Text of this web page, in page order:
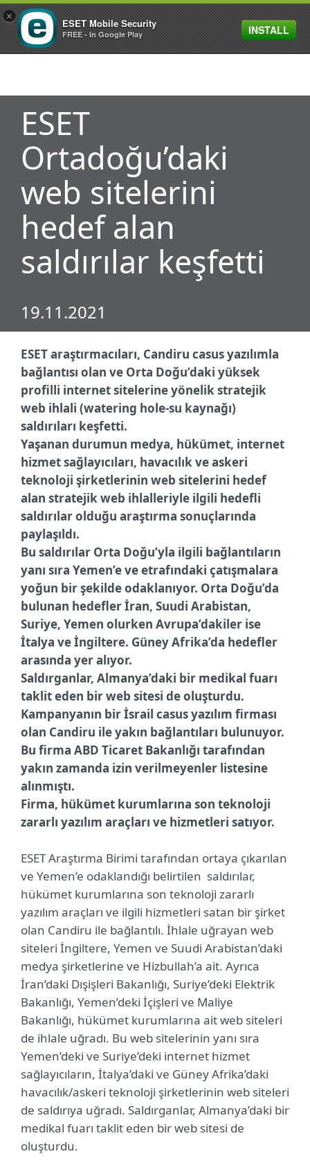
MENU
ESET
Ortadoğu’daki
web sitelerini
hedef alan
saldırılar keşfetti
19.11.2021
ESET araştırmacıları, Candiru casus yazılımla
bağlantısı olan ve Orta Doğu’daki yüksek
profilli internet sitelerine yönelik stratejik
web ihlali (watering hole-su kaynağı)
saldırıları keşfetti.
Yaşanan durumun medya, hükümet, internet
hizmet sağlayıcıları, havacılık ve askeri
teknoloji şirketlerinin web sitelerini hedef
alan stratejik web ihlalleriyle ilgili hedefli
saldırılar olduğu araştırma sonuçlarında
paylaşıldı.
Bu saldırılar Orta Doğu’yla ilgili bağlantıların
yanı sıra Yemen’e ve etrafındaki çatışmalara
yoğun bir şekilde odaklanıyor. Orta Doğu’da
bulunan hedefler İran, Suudi Arabistan,
Suriye, Yemen olurken Avrupa’dakiler ise
İtalya ve İngiltere. Güney Afrika’da hedefler
arasında yer alıyor.
Saldırganlar, Almanya’daki bir medikal fuarı
taklit eden bir web sitesi de oluşturdu.
Kampanyanın bir İsrail casus yazılım firması
olan Candiru ile yakın bağlantıları bulunuyor.
Bu firma ABD Ticaret Bakanlığı tarafından
yakın zamanda izin verilmeyenler listesine
alınmıştı.
Firma, hükümet kurumlarına son teknoloji
zararlı yazılım araçları ve hizmetleri satıyor.
ESET Araştırma Birimi tarafından ortaya çıkarılan
ve Yemen’e odaklandığı belirtilen saldırılar,
hükümet kurumlarına son teknoloji zararlı
yazılım araçları ve ilgili hizmetleri satan bir şirket
olan Candiru ile bağlantılı. İhlale uğrayan web
siteleri İngiltere, Yemen ve Suudi Arabistan’daki
medya şirketlerine ve Hizbullah’a ait. Ayrıca
İran’daki Dışişleri Bakanlığı, Suriye’deki Elektrik
Bakanlığı, Yemen’deki İçişleri ve Maliye
Bakanlığı, hükümet kurumlarına ait web siteleri
de ihlale uğradı. Bu web sitelerinin yanı sıra
Yemen’deki ve Suriye’deki internet hizmet
sağlayıcıların, İtalya’daki ve Güney Afrika’daki
havacılık/askeri teknoloji şirketlerinin web siteleri
de saldırıya uğradı. Saldırganlar, Almanya’daki bir
medikal fuarı taklit eden bir web sitesi de
oluşturdu.
×
ESET Mobile Security
FREE - In Google Play INSTALL